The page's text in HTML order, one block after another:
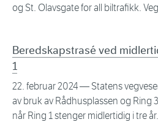
og St. Olavsgate for all biltrafikk.
Beredskapstrasé ved
1
22. februar 2024— Statens
av bruk av Rådhusplassen og Ring
når Ring 1 stenger midlertidig i tre år.